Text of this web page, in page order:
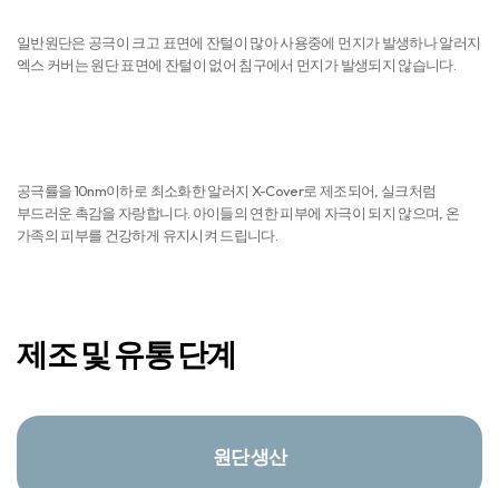
일반원단은 공극이 크고 표면에 잔털이 많아 사용중에 먼지가 발생하나 알러지
엑스 커버는 원단 표면에 잔털이 없어 침구에서 먼지가 발생되지 않습니다.
공극률을 10nm이하로 최소화한 알러지 X-Cover로 제조되어, 실크처럼
부드러운 촉감을 자랑합니다. 아이들의 연한 피부에 자극이 되지 않으며, 온
가족의 피부를 건강하게 유지시켜 드립니다.
제조 및 유통 단계
원단 생산